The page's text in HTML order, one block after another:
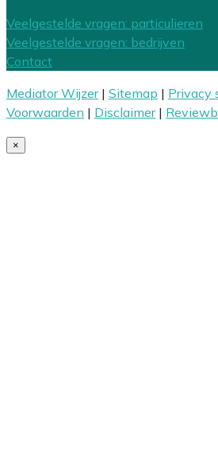
Veelgestelde vragen: particulieren
Veelgestelde vragen: bedrijven
Contact
Mediator Wijzer| Sitemap | Privacy
Voorwaarden | Disclaimer|
×